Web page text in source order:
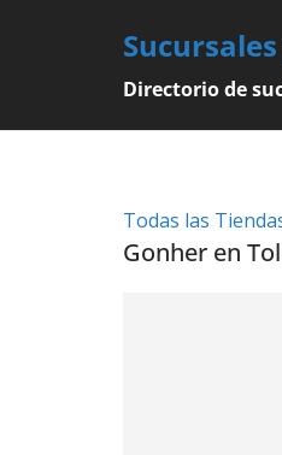
Directorio de
Todas las
Gonher en